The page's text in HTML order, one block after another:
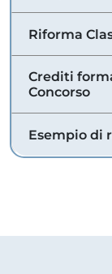
Riforma
Crediti
Concorso
Esempio di